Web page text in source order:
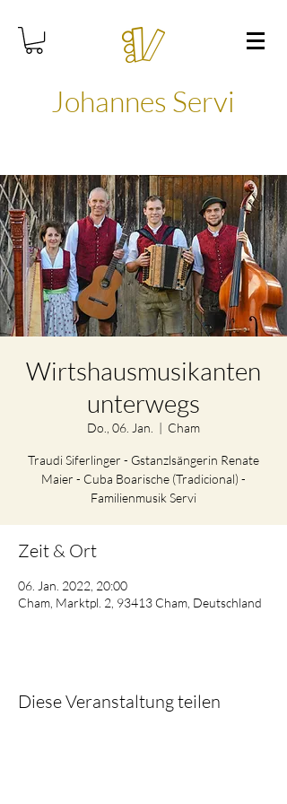
Johannes Servi
Wirtshausmusikanten
unterwegs
Do., 06. Jan.
  |
Cham
Traudi Siferlinger - Gstanzlsängerin Renate
Maier - Cuba Boarische (Tradicional) -
Familienmusik Servi
Zeit & Ort
06. Jan. 2022, 20:00
Cham, Marktpl. 2, 93413 Cham, Deutschland
Diese Veranstaltung teilen